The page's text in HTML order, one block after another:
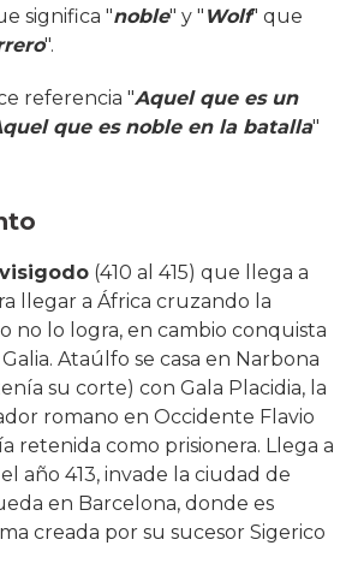
significa "noble" y " Wolf" que
".
referencia "Aquel que es un
que es noble en la batalla"
(410 al 415) que llega a
llegar a África cruzando la
no lo logra, en cambio conquista
Ataúlfo se casa en Narbona
su corte) con Gala Placidia, la
romano en Occidente Flavio
retenida como prisionera. Llega a
año 413, invade la ciudad de
en Barcelona, donde es
creada por su sucesor Sigerico